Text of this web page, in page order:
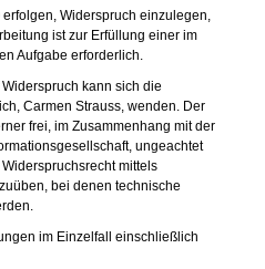
erfolgen, Widerspruch einzulegen,
ist zur Erfüllung einer im
Aufgabe erforderlich.
kann sich die
Carmen Strauss, wenden. Der
frei, im Zusammenhang mit der
ungeachtet
mittels
bei denen technische
im Einzelfall einschließlich